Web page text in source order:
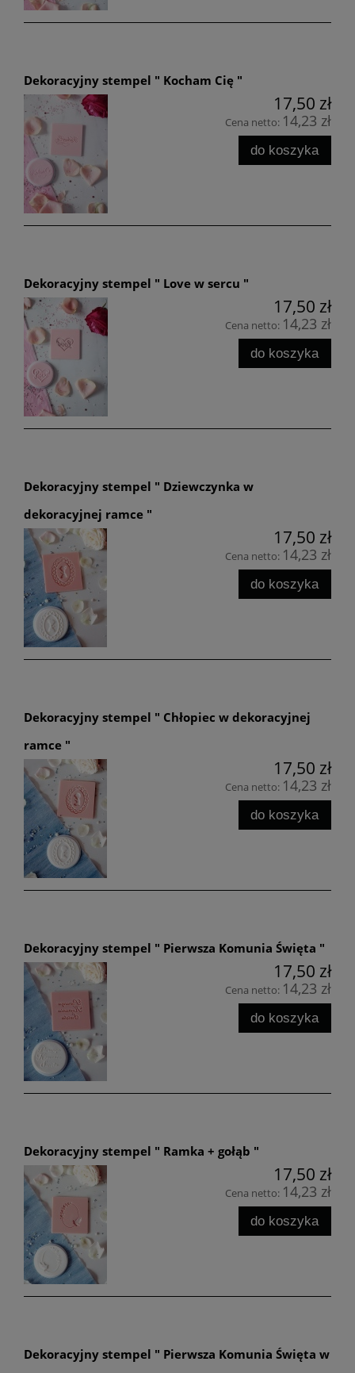
Dekoracyjny stempel " Kocham Cię "
17,50 zł
Cena netto: 14,23 zł
do koszyka
Dekoracyjny stempel " Love w sercu "
17,50 zł
Cena netto: 14,23 zł
do koszyka
Dekoracyjny stempel " Dziewczynka w
dekoracyjnej ramce "
17,50 zł
Cena netto: 14,23 zł
do koszyka
Dekoracyjny stempel " Chłopiec w dekoracyjnej
ramce "
17,50 zł
Cena netto: 14,23 zł
do koszyka
Dekoracyjny stempel " Pierwsza Komunia Święta "
17,50 zł
Cena netto: 14,23 zł
do koszyka
Dekoracyjny stempel " Ramka + gołąb "
17,50 zł
Cena netto: 14,23 zł
do koszyka
Dekoracyjny stempel " Pierwsza Komunia Święta w